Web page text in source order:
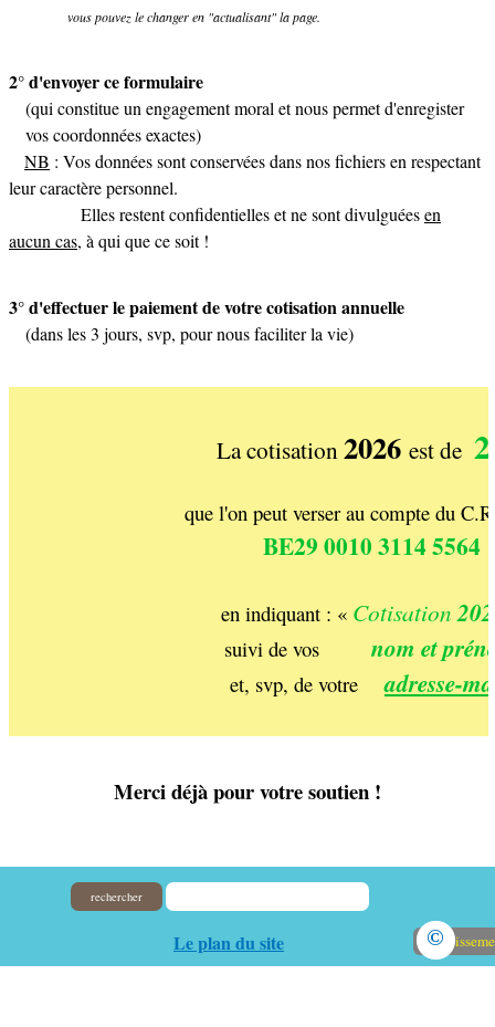
vous pouvez le changer en "actualisant" la page.
2° d'envoyer ce formulaire
(qui constitue un engagement moral et nous permet d'enregister
vos coordonnées exactes)
NB : Vos données sont conservées dans nos fichiers en respectant
leur caractère personnel.
Elles restent confidentielles et ne sont divulguéesen
aucun cas, à qui que ce soit !
3° d'effectuer le paiement de votre cotisation annuelle
(dans les 3 jours, svp, pour nous faciliter la vie)
La cotisation2026 est de
que l'on peut verser au compte du
BE29 0010 3114 5564
en indiquant : « Cotisation
suivi de vos nom et
et, svp, de votre adresse-
Merci déjà pour votre soutien !
rechercher
Le plan du site ©